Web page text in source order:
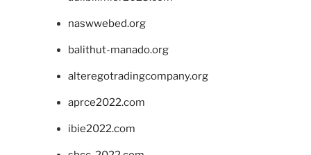
naswwebed.org
balithut-manado.org
alteregotradingcompany.org
aprce2022.com
ibie2022.com